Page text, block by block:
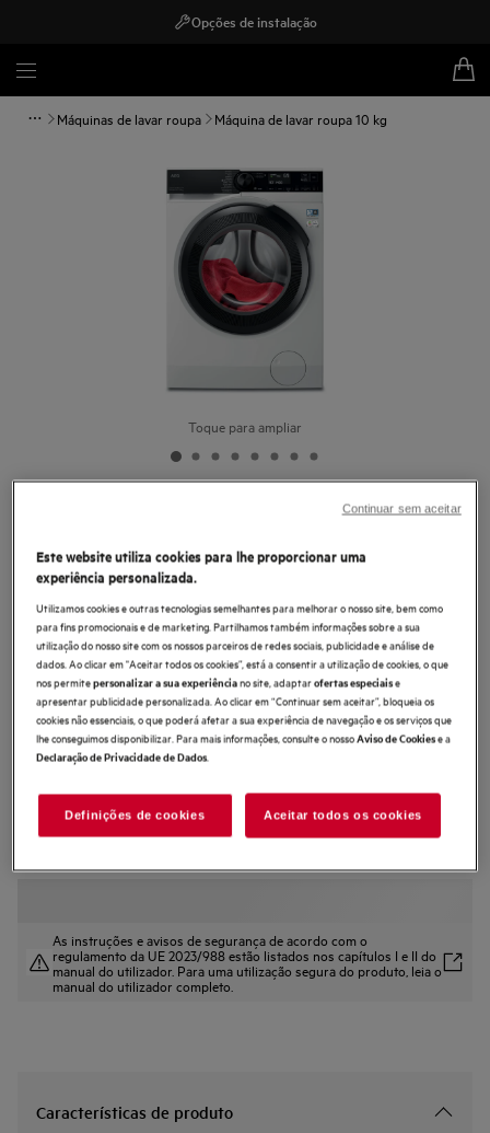
Opções de instalação
Máquinas de lavar roupa Máquina de lavar roupa 10 kg
Toque para ampliar
Máquina de lavar roupa de livre
instalação de 10.0 kg
4.6 (372)
Ficha de informação do produto
Benefícios
suas roupas.
O programa Steam Refresh neutraliza os odores** e reduz os vincos nas
Ótima performance para cuidar da roupa no dia a dia.
As instruções e avisos de segurança de acordo com o
regulamento da UE 2023/988 estão listados nos capítulos I e II do
manual do utilizador. Para uma utilização segura do produto, leia o
manual do utilizador completo.
Características de produto
Este website utiliza cookies para lhe proporcionar uma
experiência personalizada.
Utilizamos cookies e outras tecnologias semelhantes para melhorar o nosso site, bem como
para fins promocionais e de marketing. Partilhamos também informações sobre a sua
utilização do nosso site com os nossos parceiros de redes sociais, publicidade e análise de
dados. Ao clicar em "Aceitar todos os cookies”, está a consentir a utilização de cookies, o que
nos permitepersonalizar a sua experiênciano site, adaptarofertas especiaise
apresentar publicidade personalizada. Ao clicar em “Continuar sem aceitar”, bloqueia os
cookies não essenciais, o que poderá afetar a sua experiência de navegação e os serviços que
lhe conseguimos disponibilizar. Para mais informações, consulte o nossoAviso de Cookiese a
Declaração de Privacidade de Dados
Definições de cookies Aceitar todos os cookies
Continuar sem aceitar